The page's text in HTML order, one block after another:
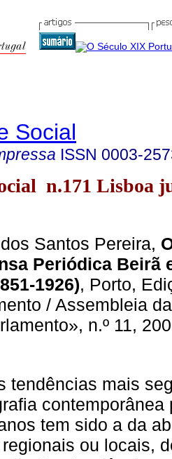
Social
ISSN 0003-
n.171 Lisboa
Santos Pereira,
Periódica Beirã
1926), Porto,
/ Assembleia
n.º 11,
tendências mais
contemporânea
tem sido a da
ou locais,